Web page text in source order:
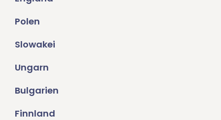
Polen
Slowakei
Ungarn
Bulgarien
Finnland